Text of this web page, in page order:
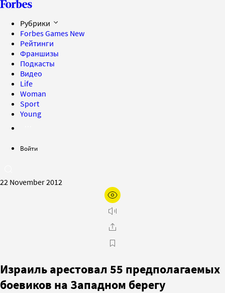
Рубрики
Forbes Games New
Рейтинги
Франшизы
Подкасты
Видео
Life
Woman
Sport
Young
Войти
22 November 2012
Израиль арестовал 55 предполагаемых
боевиков на Западном берегу